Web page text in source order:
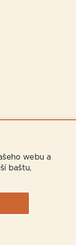
webu a
baštu,